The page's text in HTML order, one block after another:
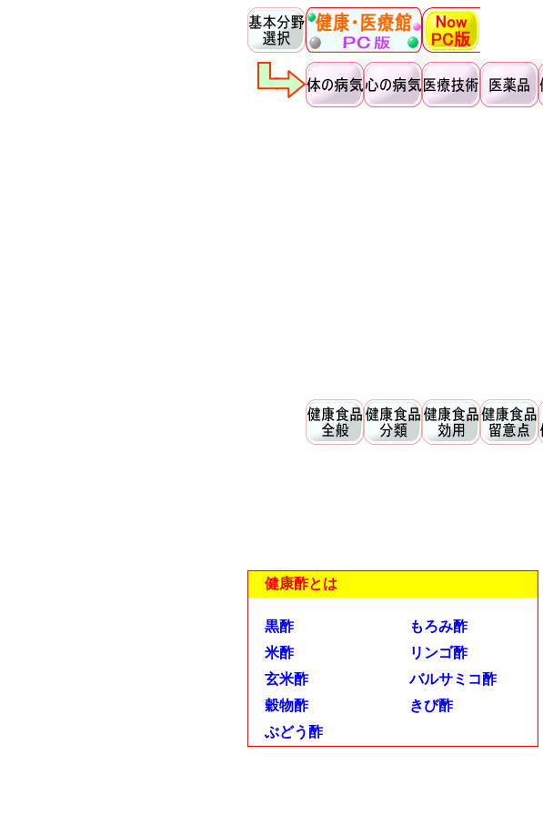
健康酢とは
黒酢
もろみ酢
米酢
リンゴ酢
玄米酢
バルサミコ酢
穀物酢
きび酢
ぶどう酢